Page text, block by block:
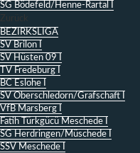
SG Bödefeld/Henne-Rartal I
Zurück
BEZIRKSLIGA
SV Brilon I
SV Hüsten 09 I
TV Fredeburg I
BC Eslohe I
SV Oberschledorn/Grafschaft I
VfB Marsberg I
Fatih Türkgücü Meschede I
SG Herdringen/Müschede I
SSV Meschede I